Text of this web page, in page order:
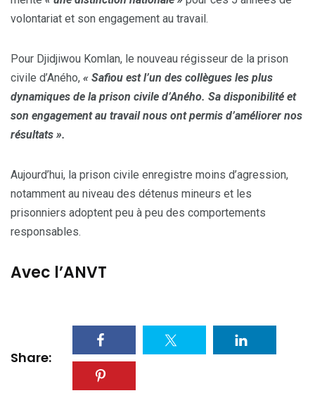
volontariat et son engagement au travail.
Pour Djidjiwou Komlan, le nouveau régisseur de la prison
civile d’Aného, « Safiou est l’un des collègues les plus
dynamiques de la prison civile d’Aného. Sa disponibilité et
son engagement au travail nous ont permis d’améliorer nos
résultats ».
Aujourd’hui, la prison civile enregistre moins d’agression,
notamment au niveau des détenus mineurs et les
prisonniers adoptent peu à peu des comportements
responsables.
Avec l’ANVT
Share: